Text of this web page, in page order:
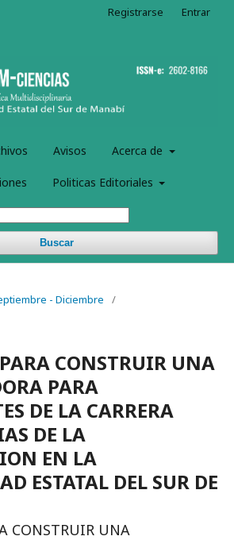
Avisos Acerca de
Politicas Editoriales
Buscar
Registrarse Entrar
- Diciembre
/
CONSTRUIR UNA
PARA
DE LA CARRERA
DE LA
EN LA
ESTATAL DEL SUR DE
CONSTRUIR UNA